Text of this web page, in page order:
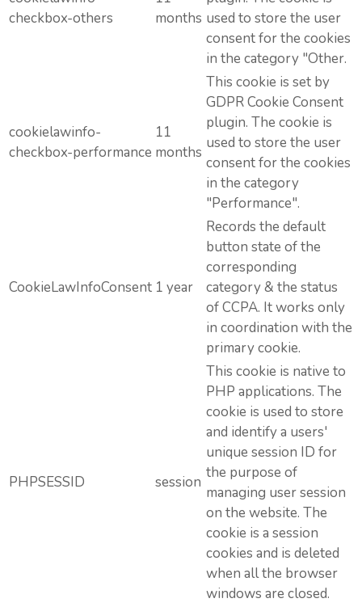
checkbox-others
months used to store the user
consent for the cookies
in the category "Other.
cookielawinfo-
checkbox-performance
11
months
This cookie is set by
GDPR Cookie Consent
plugin. The cookie is
used to store the user
consent for the cookies
in the category
"Performance".
CookieLawInfoConsent 1 year
Records the default
button state of the
corresponding
category & the status
of CCPA. It works only
in coordination with the
primary cookie.
PHPSESSID session
This cookie is native to
PHP applications. The
cookie is used to store
and identify a users'
unique session ID for
the purpose of
managing user session
on the website. The
cookie is a session
cookies and is deleted
when all the browser
windows are closed.